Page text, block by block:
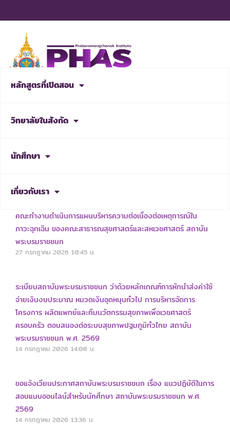
to
content
หลักสูตรที่เปิดสอน
วิทยาลัยในสังกัด
นักศึกษา
เกี่ยวกับเรา
NEWS & ACTIVITIES
คณะทำงานดำเนินการแผนบริหารความต่อเนื่องต่อเหตุการณ์ใน
ภาวะฉุกเฉิน ของคณะสาธารณสุขศาสตร์และสหเวชศาสตร์ สถาบัน
พระบรมราชชนก
27 กรกฎาคม 2026 10:45 น.
ระเบียบสถาบันพระบรมราชชนก ว่าด้วยหลักเกณฑ์การหักนำส่งค่าใช้
จ่ายเงินงบประมาณ หมวดเงินอุดหนุนทั่วไป การบริหารจัดการ
โครงการ ผลิตแพทย์และทีมนวัตกรรมสุขภาพเพื่อเวชศาสตร์
ครอบครัว ตอบสนองต่อระบบสุขภาพปฐมภูมิทั่วไทย สถาบัน
พระบรมราชชนก พ.ศ. 2569
14 กรกฎาคม 2026 14:08 น.
ขอแจ้งเวียนประกาศสถาบันพระบรมราชชนก เรื่อง แนวปฏิบัติในการ
สอบแบบออนไลน์สำหรับนักศึกษา สถาบันพระบรมราชชนก พ.ศ.
2569
14 กรกฎาคม 2026 13:36 น.